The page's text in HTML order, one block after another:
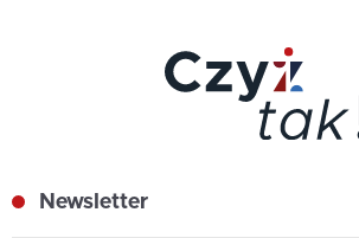
Newsletter